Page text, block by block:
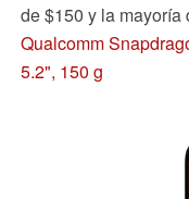
de $150 y la mayoría
Averigüemos si este
Motorola E5 Play.
Qualcomm
5.2", 150 g